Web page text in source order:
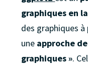
graphiques en
des graphiques
une approche
graphiques ».